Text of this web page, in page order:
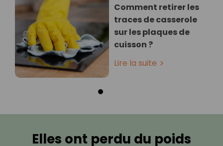
Comment retirer les
traces de casserole
sur les plaques de
cuisson ?
Lire la suite
Elles ont perdu du poids